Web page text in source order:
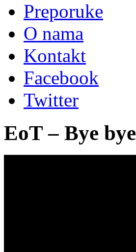
Preporuke
O nama
Kontakt
Facebook
Twitter
EoT – Bye bye